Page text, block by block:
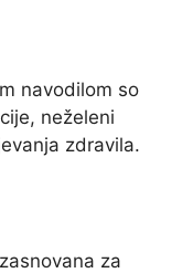
navodilom so
neželeni
zdravila.
za